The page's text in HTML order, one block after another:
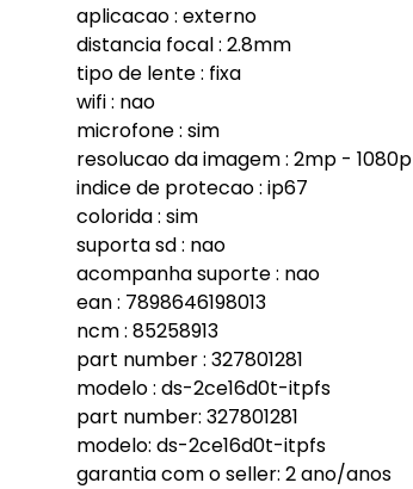
aplicacao : externo
distancia focal : 2.8mm
tipo de lente : fixa
wifi : nao
microfone : sim
resolucao da imagem : 2mp - 1080p
indice de protecao : ip67
colorida : sim
suporta sd : nao
acompanha suporte : nao
ean : 7898646198013
ncm : 85258913
part number : 327801281
modelo : ds-2ce16d0t-itpfs
part number: 327801281
modelo: ds-2ce16d0t-itpfs
garantia com o seller: 2 ano/anos